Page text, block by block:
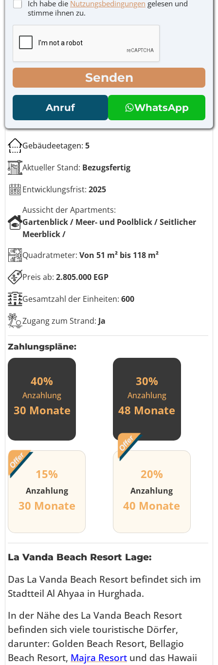
Gebäudeetagen: 5
Aktueller Stand: Bezugsfertig
Entwicklungsfrist: 2025
Aussicht der Apartments:
Gartenblick / Meer- und Poolblick / Seitlicher
Meerblick /
Quadratmeter: Von 51 m² bis 118 m²
Preis ab: 2.805.000 EGP
Gesamtzahl der Einheiten: 600
Zugang zum Strand: Ja
Zahlungspläne:
40%
Anzahlung
30 Monate
30%
Anzahlung
48 Monate
15%
Anzahlung
30 Monate
20%
Anzahlung
40 Monate
La Vanda Beach Resort Lage:
Das La Vanda Beach Resort befindet sich im
Stadtteil Al Ahyaa in Hurghada.
In der Nähe des La Vanda Beach Resort
befinden sich viele touristische Dörfer,
darunter: Golden Beach Resort, Bellagio
Beach Resort, Majra Resort und das Hawaii
l
f
i
h
K
l
l
ä
s
h
e
n
*
Ich habe die Nutzungsbedingungen gelesen und
stimme ihnen zu.
Senden
Anruf WhatsApp